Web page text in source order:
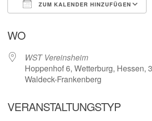
ZUM KALENDER HINZUFÜGEN
WO
WST Vereinsheim
Hoppenhof 6, Wetterburg, Hessen,
Waldeck-Frankenberg
VERANSTALTUNGSTYP